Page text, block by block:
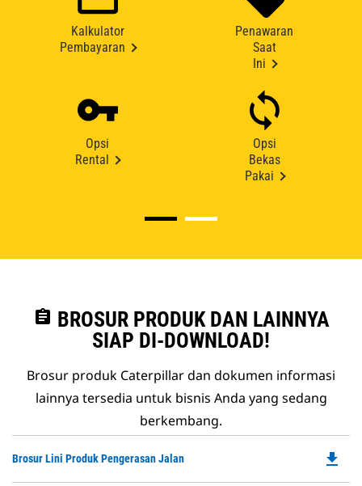
Kalkulator
Pembayaran
Penawaran
Saat
Ini
Opsi
Rental
Opsi
Bekas
Pakai
assignment BROSUR PRODUK DAN LAINNYA
SIAP DI-DOWNLOAD!
Brosur produk Caterpillar dan dokumen informasi
lainnya tersedia untuk bisnis Anda yang sedang
berkembang.
Brosur Lini Produk Pengerasan Jalan file_download